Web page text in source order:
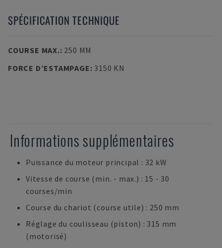
SPÉCIFICATION TECHNIQUE
COURSE MAX.: 250 MM
FORCE D’ESTAMPAGE: 3150 KN
Informations supplémentaires
Puissance du moteur principal : 32 kW
Vitesse de course (min. - max.) : 15 - 30
courses/min
Course du chariot (course utile) : 250 mm
Réglage du coulisseau (piston) : 315 mm
(motorisé)